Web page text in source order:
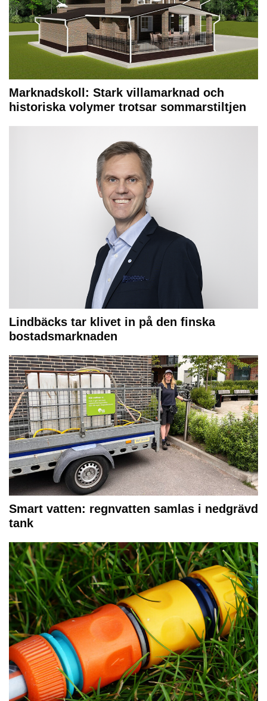
Marknadskoll: Stark villamarknad och
historiska volymer trotsar sommarstiltjen
Lindbäcks tar klivet in på den finska
bostadsmarknaden
Smart vatten: regnvatten samlas i nedgrävd
tank